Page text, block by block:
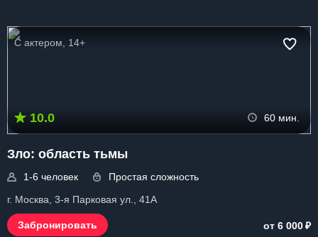
С актером, 14+
10.0 60 мин.
Зло: область тьмы
1-6 человек
Простая сложность
г. Москва, 3-я Парковая ул., 41А
Забронировать от 6 000₽